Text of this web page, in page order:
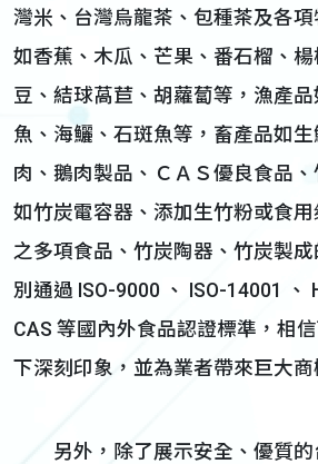
灣米、台灣烏龍茶、包種茶及各
如香蕉、木瓜、芒果、番石榴、
豆、結球萵苣、胡蘿蔔等，漁產品
魚、海鱺、石斑魚等，畜產品如
肉、鵝肉製品、ＣＡＳ優良食品
如竹炭電容器、添加生竹粉或食
之多項食品、竹炭陶器、竹炭製
別通過 ISO-9000 、 ISO-14001 、
CAS 等國內外食品認證標準，相
下深刻印象，並為業者帶來巨大商
另外，除了展示安全、優質的